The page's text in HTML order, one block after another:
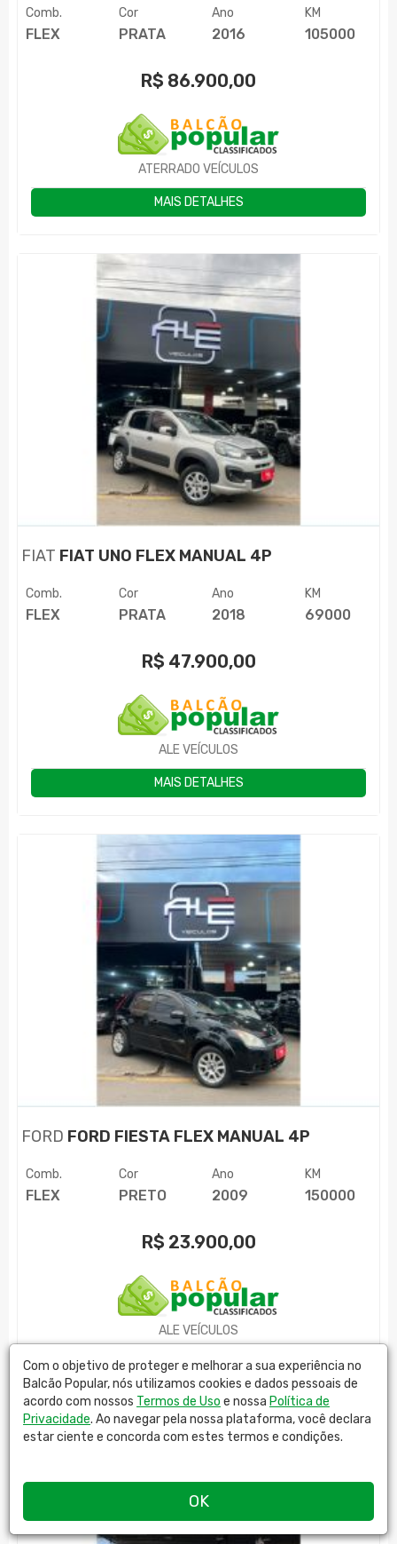
Comb.
FLEX
Cor
PRATA
Ano
2016
KM
105000
R$ 86.900,00
ATERRADO VEÍCULOS
MAIS DETALHES
FIAT FIAT UNO FLEX MANUAL 4P
Comb.
FLEX
Cor
PRATA
Ano
2018
KM
69000
R$ 47.900,00
ALE VEÍCULOS
MAIS DETALHES
FORD FORD FIESTA FLEX MANUAL 4P
Comb.
FLEX
Cor
PRETO
Ano
2009
KM
150000
R$ 23.900,00
ALE VEÍCULOS
MAIS DETALHES
Com o objetivo de proteger e melhorar a sua experiência no
Balcão Popular, nós utilizamos cookies e dados pessoais de
acordo com nossos Termos de Uso e nossa Política de
Privacidade. Ao navegar pela nossa plataforma, você declara
estar ciente e concorda com estes termos e condições.
OK